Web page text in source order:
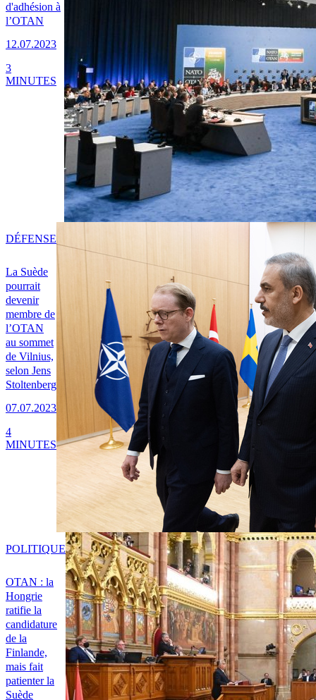
d'adhésion à
l’OTAN
12.07.2023
3
MINUTES
La Suède
pourrait
devenir
membre de
l’OTAN
au sommet
de Vilnius,
selon Jens
Stoltenberg
07.07.2023
DÉFENSE
4
MINUTES
OTAN : la
Hongrie
ratifie la
candidature
de la
Finlande,
mais fait
patienter la
Suède
POLITIQUE